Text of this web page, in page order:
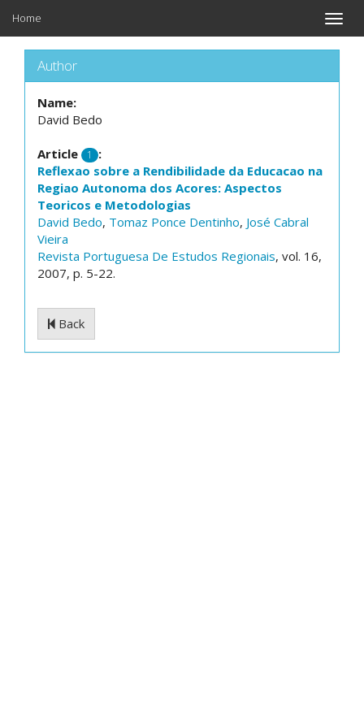
Toggle
Home
Author
Name:
David Bedo
Article 1
:
Reflexao sobre a Rendibilidade da Educacao na
Regiao Autonoma dos Acores: Aspectos
Teoricos e Metodologias
David Bedo, Tomaz Ponce Dentinho, José Cabral
Vieira
Revista Portuguesa De Estudos Regionais, vol. 16,
2007, p. 5-22.
Back